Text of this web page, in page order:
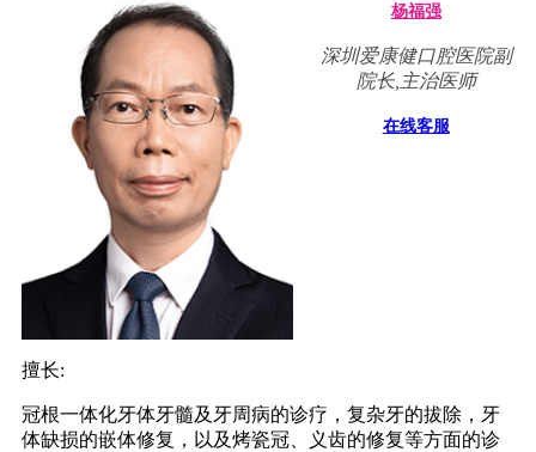
杨福强
深圳爱康健口腔医院副
院长,主治医师
在线客服
擅长:
冠根一体化牙体牙髓及牙周病的诊疗，复杂牙的拔除，牙
体缺损的嵌体修复，以及烤瓷冠、义齿的修复等方面的诊